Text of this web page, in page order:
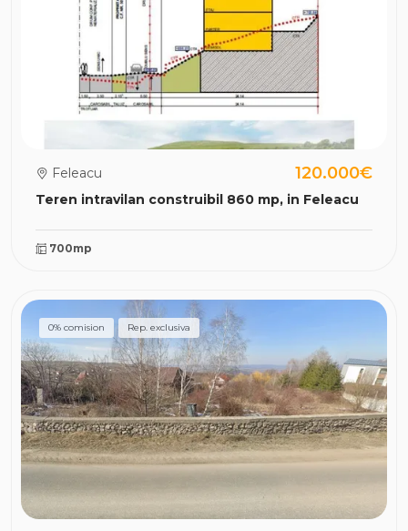
Teren intravilan construibil 860 mp, in Feleacu
Feleacu 120.000€
700mp
0% comision Rep. exclusiva